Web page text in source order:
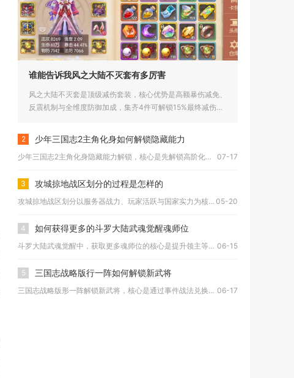
谁能告诉我风之大陆不灭套有多厉害
风之大陆不灭套是顶级减伤套装，核心优势是高额暴伤减免、
反震机制与全维度防御加成，集齐4件可解锁15%最终减伤，
2 少年三国志2主角化身如何解锁隐藏能力
少年三国志2主角化身隐藏能力解锁，核心是先解锁高阶化身符、再... 07-17
3 攻城掠地战区划分的过程是怎样的
攻城掠地战区划分以服务器战力、玩家活跃与国家实力为核心依据，... 05-20
4 如何获得更多的斗罗大陆武魂觉醒魂师位
斗罗大陆武魂觉醒中，获取更多魂师位的核心是提升领主等级、解锁... 06-15
5 三国志战略版行一阵如何解锁新武将
三国志战略版形一阵解锁新武将，核心是通过事件战法兑换获取阵法... 06-17